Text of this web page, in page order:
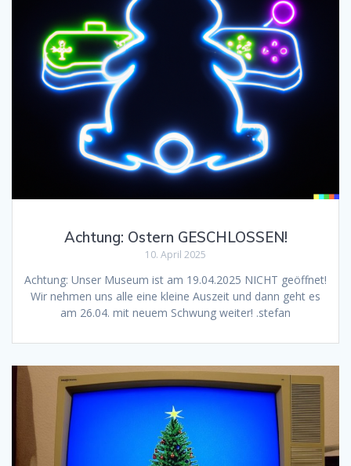
Achtung: Ostern GESCHLOSSEN!
10. April 2025
Achtung: Unser Museum ist am 19.04.2025 NICHT geöffnet!
Wir nehmen uns alle eine kleine Auszeit und dann geht es
am 26.04. mit neuem Schwung weiter! .stefan